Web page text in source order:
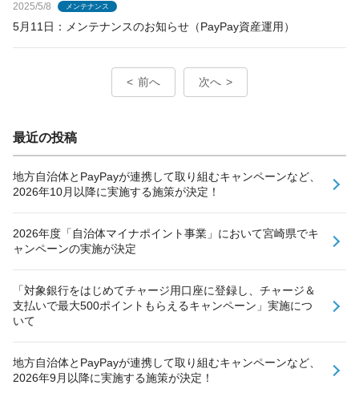
2025/5/8 メンテナンス
5月11日：メンテナンスのお知らせ（PayPay資産運用）
前へ 次へ
最近の投稿
地方自治体とPayPayが連携して取り組むキャンペーンなど、
2026年10月以降に実施する施策が決定！
2026年度「自治体マイナポイント事業」において宮崎県でキ
ャンペーンの実施が決定
「対象銀行をはじめてチャージ用口座に登録し、チャージ＆
支払いで最大500ポイントもらえるキャンペーン」実施につ
いて
地方自治体とPayPayが連携して取り組むキャンペーンなど、
2026年9月以降に実施する施策が決定！